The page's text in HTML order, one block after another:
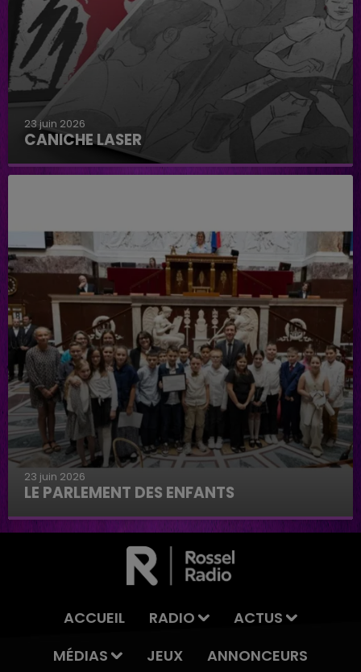
23 juin 2026
CANICHE LASER
Caniche Laser
23 juin 2026
LE PARLEMENT DES ENFANTS
Le parlement des enfants
ACCUEIL RADIO
ACTUS
MÉDIAS
JEUX ANNONCEURS